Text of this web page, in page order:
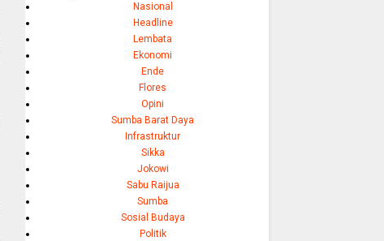
Nasional
Headline
Lembata
Ekonomi
Ende
Flores
Opini
Sumba Barat Daya
Infrastruktur
Sikka
Jokowi
Sabu Raijua
Sumba
Sosial Budaya
Politik